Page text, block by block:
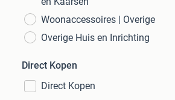
Woonaccessoires | Overige
Overige Huis en Inrichting
Direct Kopen
Direct Kopen